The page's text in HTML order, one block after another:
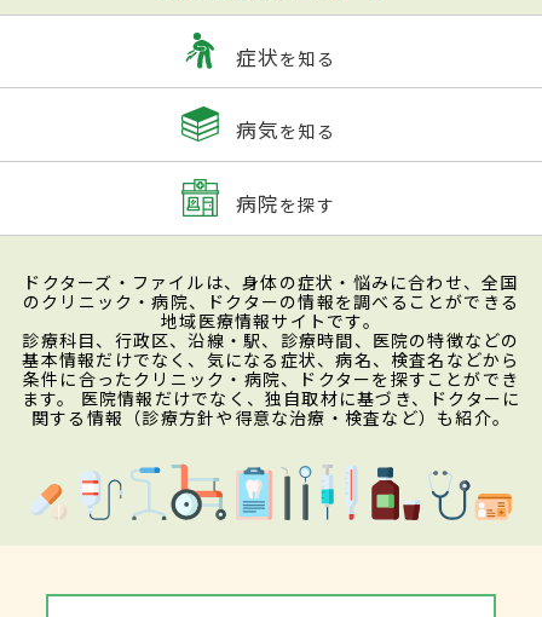
症状を知る
病気を知る
病院を探す
ドクターズ・ファイルは、身体の症状・悩みに合わせ、全国
のクリニック・病院、ドクターの情報を調べることができる
地域医療情報サイトです。
診療科目、行政区、沿線・駅、診療時間、医院の特徴などの
基本情報だけでなく、気になる症状、病名、検査名などから
条件に合ったクリニック・病院、ドクターを探すことができ
ます。 医院情報だけでなく、独自取材に基づき、ドクターに
関する情報（診療方針や得意な治療・検査など）も紹介。